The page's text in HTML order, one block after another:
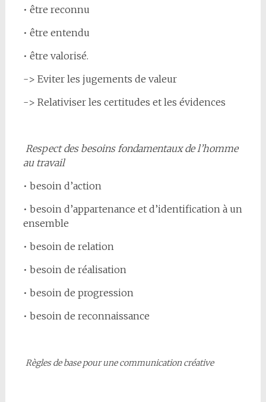
• être reconnu
• être entendu
• être valorisé.
-> Eviter les jugements de valeur
-> Relativiser les certitudes et les évidences
Respect des besoins fondamentaux de l’homme
au travail
• besoin d’action
• besoin d’appartenance et d’identification à un
ensemble
• besoin de relation
• besoin de réalisation
• besoin de progression
• besoin de reconnaissance
Règles de base pour une communication créative